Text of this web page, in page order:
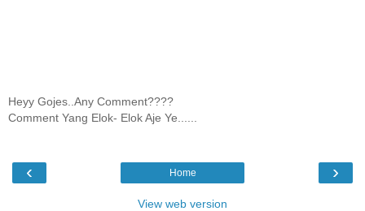
Heyy Gojes..Any Comment????
Comment Yang Elok- Elok Aje Ye......
‹ ›
Home
View web version